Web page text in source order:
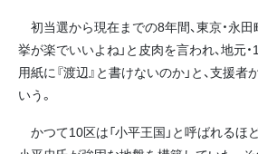
初当選から現在までの8年間、東京・永
挙が楽でいいよね」と皮肉を言われ、地元
用紙に『渡辺』と書けないのか」と、支援
いう。
かつて10区は「小平王国」と呼ばれるほ